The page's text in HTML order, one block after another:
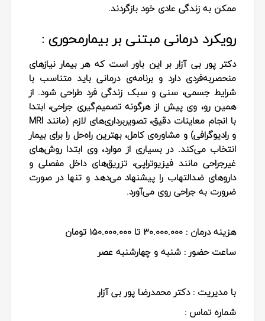
ممکن به زندگی عادی خود بازگردند.
رویکرد درمانی مبتنی بر بیمارمحوری :
دکتر پور بی‌ آزار بر این باور است که هر بیمار نیازهای
منحصربه‌فردی دارد و برنامه‌ی درمانی باید متناسب با
شرایط جسمی، سنی و سبک زندگی فرد طراحی شود. از
همین رو، وی پیش از هرگونه تصمیم‌گیری جراحی، ابتدا
با انجام معاینات دقیق، تصویربرداری‌های لازم (مانند MRI
و رادیوگرافی) و مشاوره‌ی کامل، بهترین راه‌حل را برای بیمار
انتخاب می‌کند. در بسیاری از موارد، وی ابتدا روش‌های
غیرجراحی مانند فیزیوتراپی، تزریق‌های داخل مفصلی و
داروهای ضدالتهاب را پیشنهاد می‌دهد و تنها در صورت
ضرورت به جراحی روی می‌آورد.
هزینه درمان : 30.000.000 تا 150.000.000 تومان
ساعت حضور : شنبه و چهارشنبه عصر
با مدیریت : دکتر محمدرضا پور بی آزار
شماره تماس :